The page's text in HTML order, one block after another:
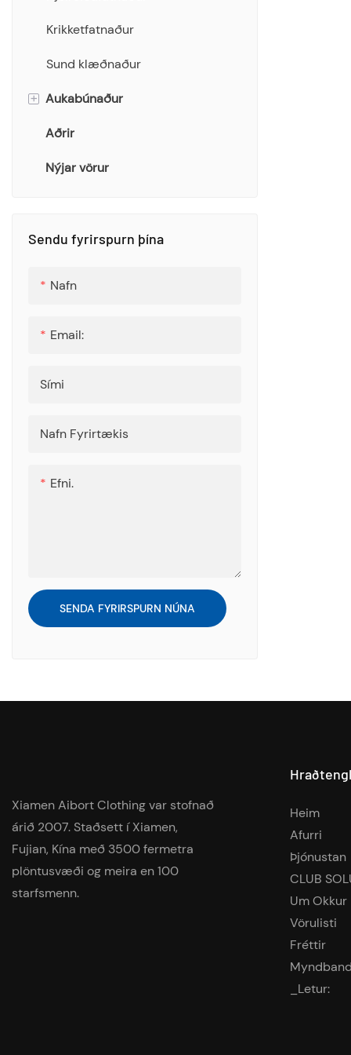
Krikketfatnaður
Sund klæðnaður
+ Aukabúnaður
Bucket Hat
Trefil
Töskur
Aðrir
Nýjar vörur
Sendu fyrirspurn þína
Nafn
Email:
Sími
Nafn Fyrirtækis
Efni.
SENDA FYRIRSPURN NÚNA
Xiamen Aibort Clothing var stofnað
árið 2007. Staðsett í Xiamen,
Fujian, Kína með 3500 fermetra
plöntusvæði og meira en 100
starfsmenn.
Heim
Afurri
Þjónustan
CLUB
Um Okkur
Vörulisti
Fréttir
Myndband
_Letur: